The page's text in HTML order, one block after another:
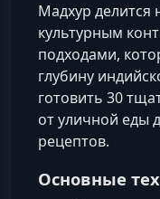
Мадхур делится
культурным
подходами,
глубину
готовить 30
от уличной еды
рецептов.
Основные